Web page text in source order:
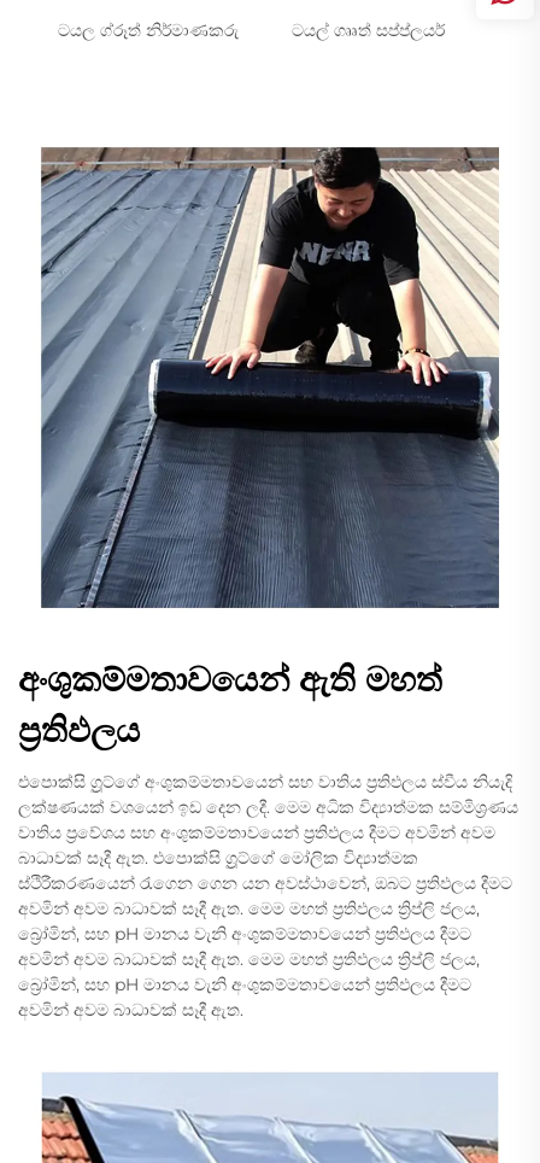
ටයල ග්රූත් නිර්මාණකරු ටයල් ගෲත් සප්ප්ලයර්
අංශුකම්මතාවයෙන් ඇති මහත්
ප්‍රතිඵලය
එපොක්සි ග්‍රූට්‌ගේ අංශුකම්මතාවයෙන් සහ වාතිය ප්‍රතිඵලය ස්වීය නියැදි
ලක්ෂණයක් වශයෙන් ඉඩ දෙන ලදී. මෙම අධික විද්‍යාත්මක සම්මිශ්‍රණය
වාතිය ප්‍රවේශය සහ අංශුකම්මතාවයෙන් ප්‍රතිඵලය දීමට අවමින් අවම
බාධාවක් සෑදී ඇත. එපොක්සි ග්‍රූට්‌ගේ මෝලික විද්‍යාත්මක
ස්ථිරීකරණයෙන් රැගෙන ගෙන යන අවස්ථාවෙන්, ඔබට ප්‍රතිඵලය දීමට
අවමින් අවම බාධාවක් සෑදී ඇත. මෙම මහත් ප්‍රතිඵලය ත්‍රිප්ලි ජලය,
බ්‍රෝමින්, සහ pH මානය වැනි අංශුකම්මතාවයෙන් ප්‍රතිඵලය දීමට
අවමින් අවම බාධාවක් සෑදී ඇත. මෙම මහත් ප්‍රතිඵලය ත්‍රිප්ලි ජලය,
බ්‍රෝමින්, සහ pH මානය වැනි අංශුකම්මතාවයෙන් ප්‍රතිඵලය දීමට
අවමින් අවම බාධාවක් සෑදී ඇත.